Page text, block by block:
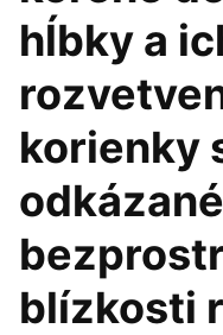
hĺbky a
korienky
blízkosti